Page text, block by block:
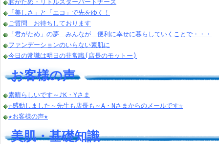
君がため・リトルスターパートナーズ
「美しさ」と「エコ」で先をゆく！
ご質問 お待ちしております
「君がため」の夢 みんなが 便利に幸せに暮らしていくことで・・・
ファンデーションのいらない素肌に
今日の常識は明日の非常識(店長のモットー)
お客様の声
素晴らしいです～♪K・Yさま
☆感動しました～先生も店長も～A・Nさまからのメールです☆
★お客様の声★
美肌・基礎知識